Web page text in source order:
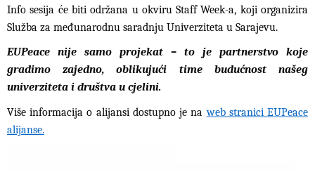
Info sesija će biti održana u okviru Staff Week-a, koji organizira
Služba za međunarodnu saradnju Univerziteta u Sarajevu.
EUPeace nije samo projekat – to je partnerstvo koje
gradimo zajedno, oblikujući time budućnost našeg
univerziteta i društva u cjelini.
Više informacija o alijansi dostupno je naweb stranici EUPeace
alijanse.